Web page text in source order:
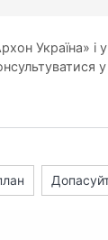
Україна» і
у